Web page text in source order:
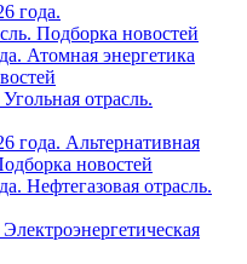
года.
Подборка новостей
Атомная энергетика
отрасль.
года. Альтернативная
новостей
Нефтегазовая отрасль.